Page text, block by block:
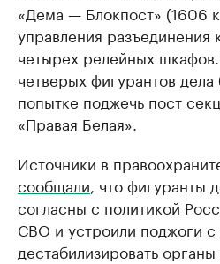
«Дема — Блокпост» (1606
управления разъединения
четырех релейных
четверых фигурантов
попытке поджечь пост
«Правая Белая».
Источники в
сообщали, что фигуранты
согласны с политикой
СВО и устроили поджоги с
дестабилизировать органы